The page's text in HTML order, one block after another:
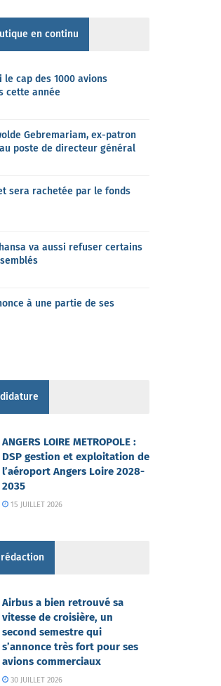
en continu
cap des 1000 avions
cette année
Gebremariam, ex-patron
poste de directeur général
sera rachetée par le fonds
va aussi refuser certains
à une partie de ses
ANGERS LOIRE METROPOLE :
DSP gestion et exploitation de
l’aéroport Angers Loire 2028-
2035
15 JUILLET 2026
Airbus a bien retrouvé sa
vitesse de croisière, un
second semestre qui
s’annonce très fort pour ses
avions commerciaux
30 JUILLET 2026